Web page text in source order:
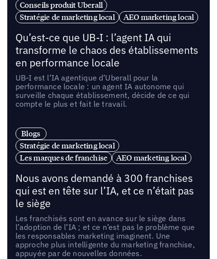
Conseils produit Uberall
Stratégie de marketing local
AEO marketing local
Qu’est-ce que UB-I : l’agent IA qui
transforme le chaos des établissements
en performance locale
UB-I est l’IA agentique d’Uberall pour la
performance locale : un agent IA autonome qui
surveille chaque établissement, décide de ce qui
compte le plus et fait le travail.
Blogs
Stratégie de marketing local
Les marques de franchise
AEO marketing local
Nous avons demandé à 300 franchises
qui est en tête sur l’IA, et ce n’était pas
le siège
Les franchisés sont en avance sur le siège dans
l’adoption de l’IA ; et ce n’est pas le problème que
les responsables marketing imaginent. Une
approche plus intelligente du marketing franchise,
appuyée par de nouvelles données.